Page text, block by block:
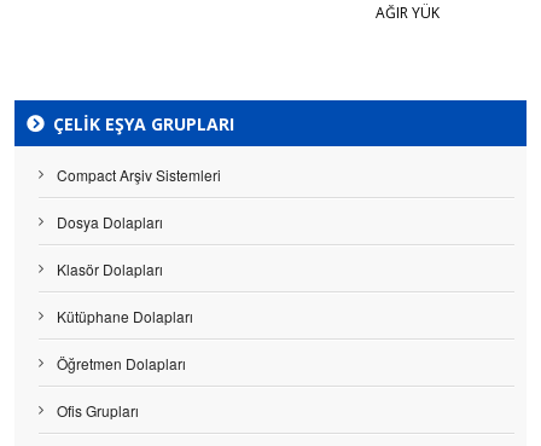
AĞIR YÜK
ÇELIK EŞYA GRUPLARI
Compact Arşiv Sistemleri
Dosya Dolapları
Klasör Dolapları
Kütüphane Dolapları
Öğretmen Dolapları
Ofis Grupları